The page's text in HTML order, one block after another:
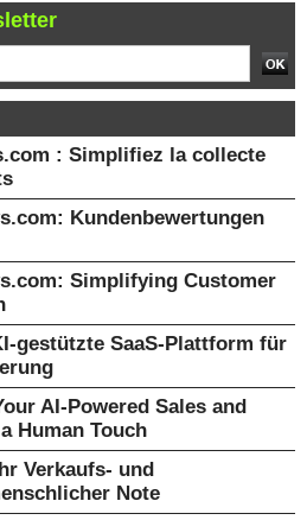
: Simplifiez la collecte
Kundenbewertungen
Simplifying Customer
gestützte SaaS-Plattform für
AI-Powered Sales and
Human Touch
Verkaufs- und
Note